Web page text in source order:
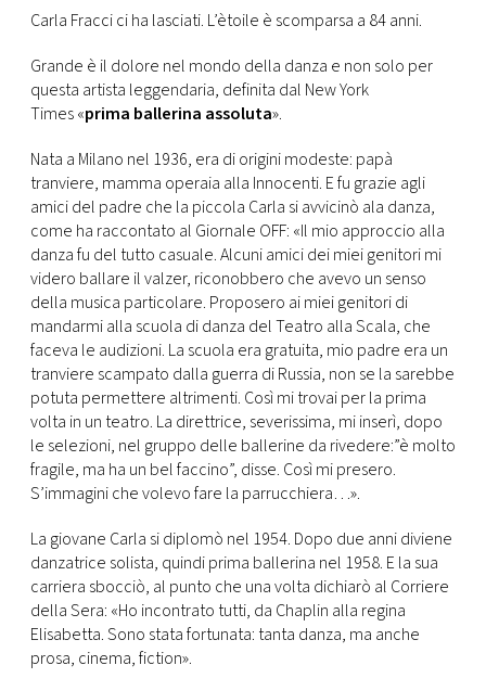
RMC
CONSIGLIA
Carla Fracci ci ha lasciati. L’ètoile è scomparsa a 84 anni.
Grande è il dolore nel mondo della danza e non solo per
questa artista leggendaria, definita dal New York
Times «prima ballerina assoluta».
Nata a Milano nel 1936, era di origini modeste: papà
tranviere, mamma operaia alla Innocenti. E fu grazie agli
amici del padre che la piccola Carla si avvicinò ala danza,
come ha raccontato al Giornale OFF: «Il mio approccio alla
danza fu del tutto casuale. Alcuni amici dei miei genitori mi
videro ballare il valzer, riconobbero che avevo un senso
della musica particolare. Proposero ai miei genitori di
mandarmi alla scuola di danza del Teatro alla Scala, che
faceva le audizioni. La scuola era gratuita, mio padre era un
tranviere scampato dalla guerra di Russia, non se la sarebbe
potuta permettere altrimenti. Così mi trovai per la prima
volta in un teatro. La direttrice, severissima, mi inserì, dopo
le selezioni, nel gruppo delle ballerine da rivedere:”è molto
fragile, ma ha un bel faccino”, disse. Così mi presero.
S’immagini che volevo fare la parrucchiera…».
La giovane Carla si diplomò nel 1954. Dopo due anni diviene
danzatrice solista, quindi prima ballerina nel 1958. E la sua
carriera sbocciò, al punto che una volta dichiarò al Corriere
della Sera: «Ho incontrato tutti, da Chaplin alla regina
Elisabetta. Sono stata fortunata: tanta danza, ma anche
prosa, cinema, fiction».